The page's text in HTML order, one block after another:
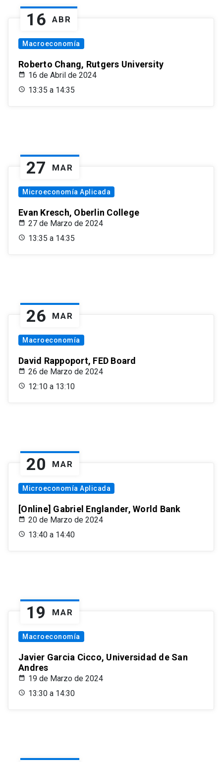
16 ABR
Macroeconomía
Roberto Chang, Rutgers University
16 de Abril de 2024
13:35 a 14:35
27 MAR
Microeconomía Aplicada
Evan Kresch, Oberlin College
27 de Marzo de 2024
13:35 a 14:35
26 MAR
Macroeconomía
David Rappoport, FED Board
26 de Marzo de 2024
12:10 a 13:10
20 MAR
Microeconomía Aplicada
[Online] Gabriel Englander, World Bank
20 de Marzo de 2024
13:40 a 14:40
19 MAR
Macroeconomía
Javier Garcia Cicco, Universidad de San
Andres
19 de Marzo de 2024
13:30 a 14:30